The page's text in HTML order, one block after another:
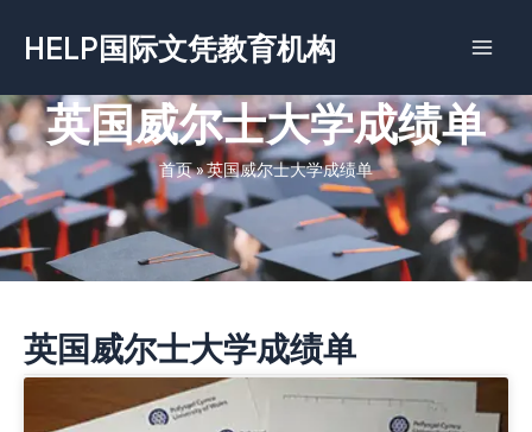
容
HELP国际文凭教育机构
英国威尔士大学成绩单
首页»英国威尔士大学成绩单
英国威尔士大学成绩单